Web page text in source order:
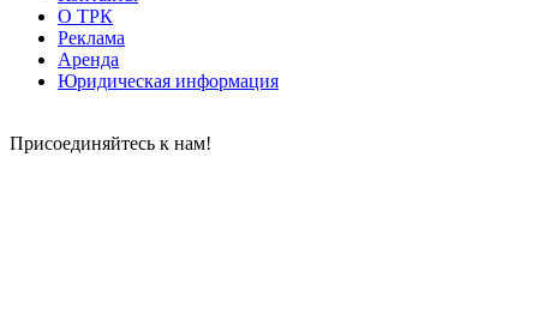
О ТРК
Реклама
Аренда
Юридическая информация
Присоединяйтесь к нам!